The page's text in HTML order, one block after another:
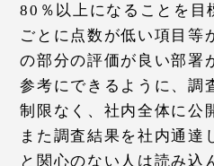
80％以上になることを目
ごとに点数が低い項目等
の部分の評価が良い部署
参考にできるように、調
制限なく、社内全体に公
また調査結果を社内通達
と関心のない人は読み込